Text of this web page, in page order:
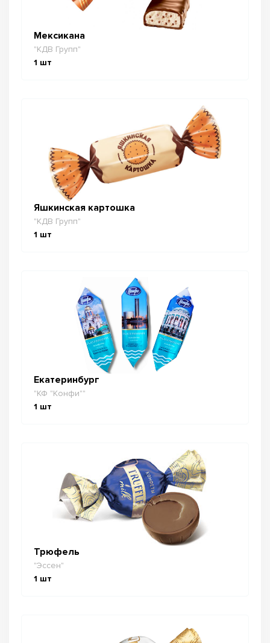
Мексикана
"КДВ Групп"
1 шт
Яшкинская картошка
"КДВ Групп"
1 шт
Екатеринбург
"КФ "Конфи""
1 шт
Трюфель
"Эссен"
1 шт